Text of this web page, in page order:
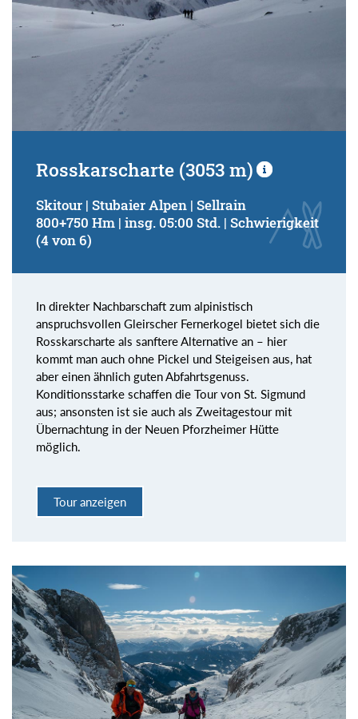
Rosskarscharte (3053 m)
Skitour | Stubaier Alpen | Sellrain
800+750 Hm | insg. 05:00 Std. | Schwierigkeit
(4 von 6)
In direkter Nachbarschaft zum alpinistisch
anspruchsvollen Gleirscher Fernerkogel bietet sich die
Rosskarscharte als sanftere Alternative an – hier
kommt man auch ohne Pickel und Steigeisen aus, hat
aber einen ähnlich guten Abfahrtsgenuss.
Konditionsstarke schaffen die Tour von St. Sigmund
aus; ansonsten ist sie auch als Zweitagestour mit
Übernachtung in der Neuen Pforzheimer Hütte
möglich.
Tour anzeigen